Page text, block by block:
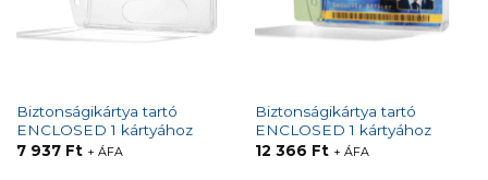
Biztonságikártya tartó
ENCLOSED 1 kártyához
7 937 Ft + ÁFA
Biztonságikártya tartó
ENCLOSED 1 kártyához
12 366 Ft + ÁFA